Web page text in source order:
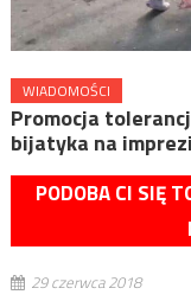
WIADOMOŚCI
Promocja
bijatyka na
PODOBA CI SIĘ
29 czerwca 2018